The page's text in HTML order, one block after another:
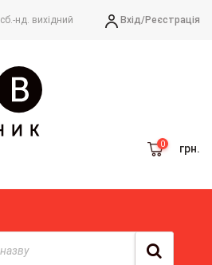
сб.-нд. вихідний Вхід/Реєстрація
грн.